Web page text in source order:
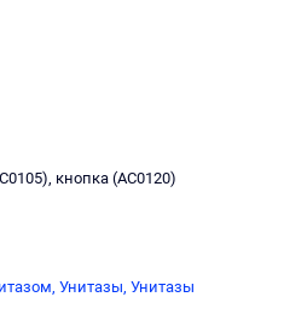
кнопка (AC0120)
Унитазы, Унитазы